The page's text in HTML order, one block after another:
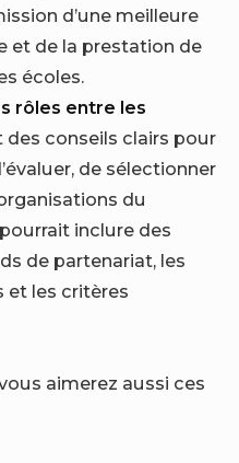
d’une meilleure
et de la prestation de
écoles.
rôles entre les
des conseils clairs pour
de sélectionner
du
inclure des
de partenariat, les
et les critères
aimerez aussi ces